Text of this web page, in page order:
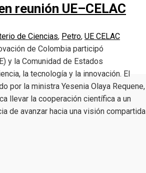
reunión UE–CELAC
de Ciencias, Petro, UE CELAC
de Colombia participó
y la Comunidad de Estados
la tecnología y la innovación. El
por la ministra Yesenia Olaya Requene,
llevar la cooperación científica a un
de avanzar hacia una visión compartida